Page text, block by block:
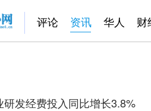
评论 资讯 华人 财
研发经费投入同比增长3.8%